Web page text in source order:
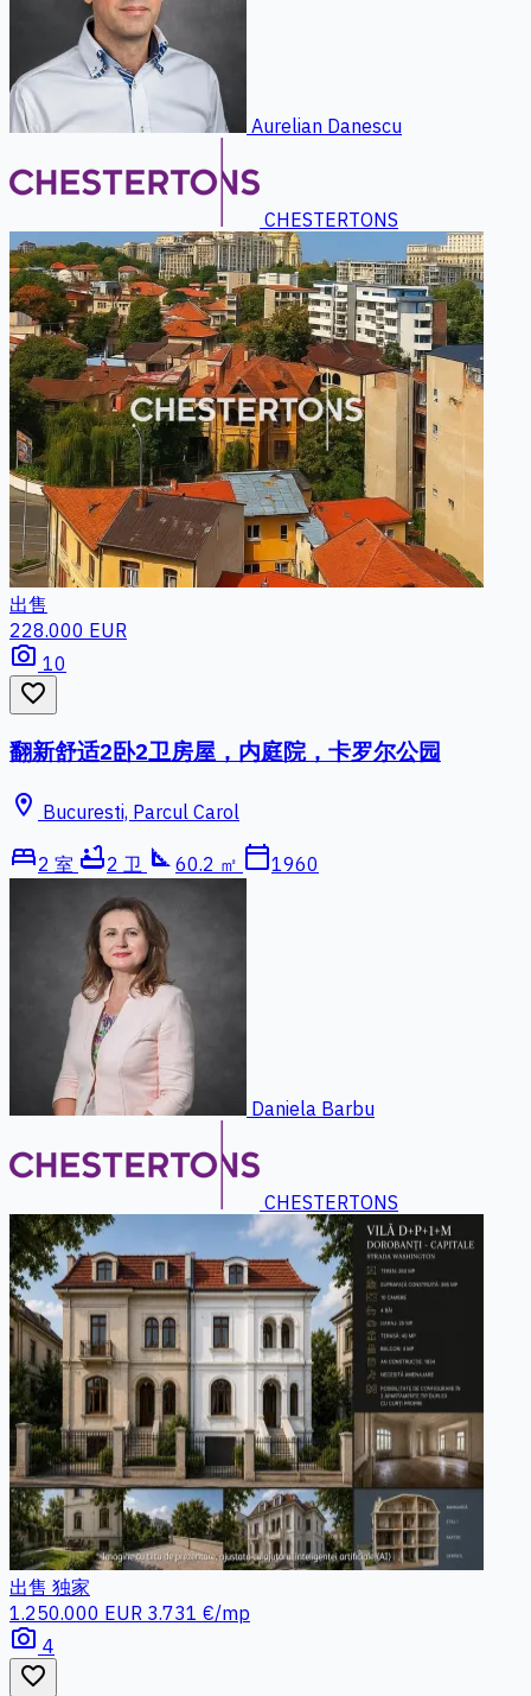
Aurelian Danescu
CHESTERTONS
出售
228.000 EUR
photo_camera 10
favorite_border
翻新舒适2卧2卫房屋，内庭院，卡罗尔公园
location_on Bucuresti, Parcul Carol
bed2 室 bathtub2 卫 square_foot 60.2 ㎡ calendar_today1960
Daniela Barbu
CHESTERTONS
出售 独家
1.250.000 EUR 3.731 €/mp
photo_camera 4
favorite_border